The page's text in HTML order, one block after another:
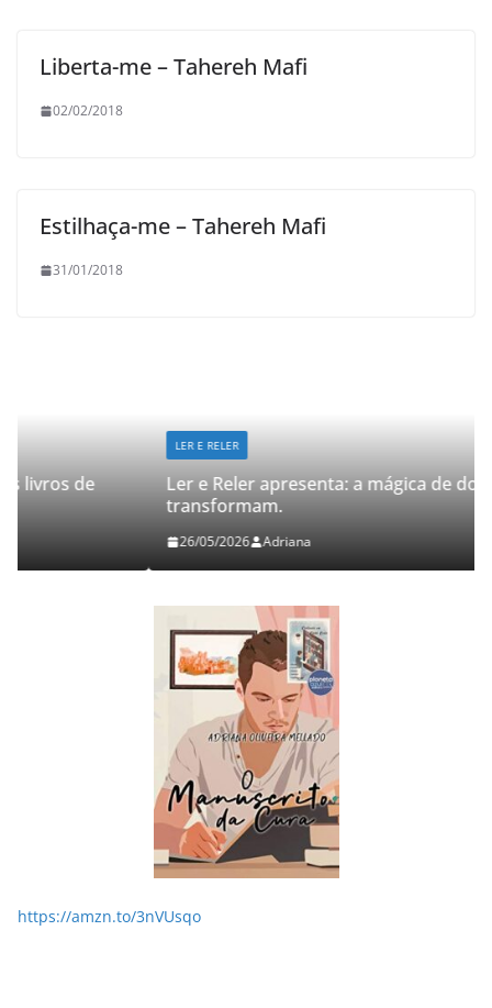
Liberta-me – Tahereh Mafi
02/02/2018
Estilhaça-me – Tahereh Mafi
31/01/2018
Ler e Reler apresenta: a mágica de dois livros que
Adriana
https://amzn.to/3nVUsqo